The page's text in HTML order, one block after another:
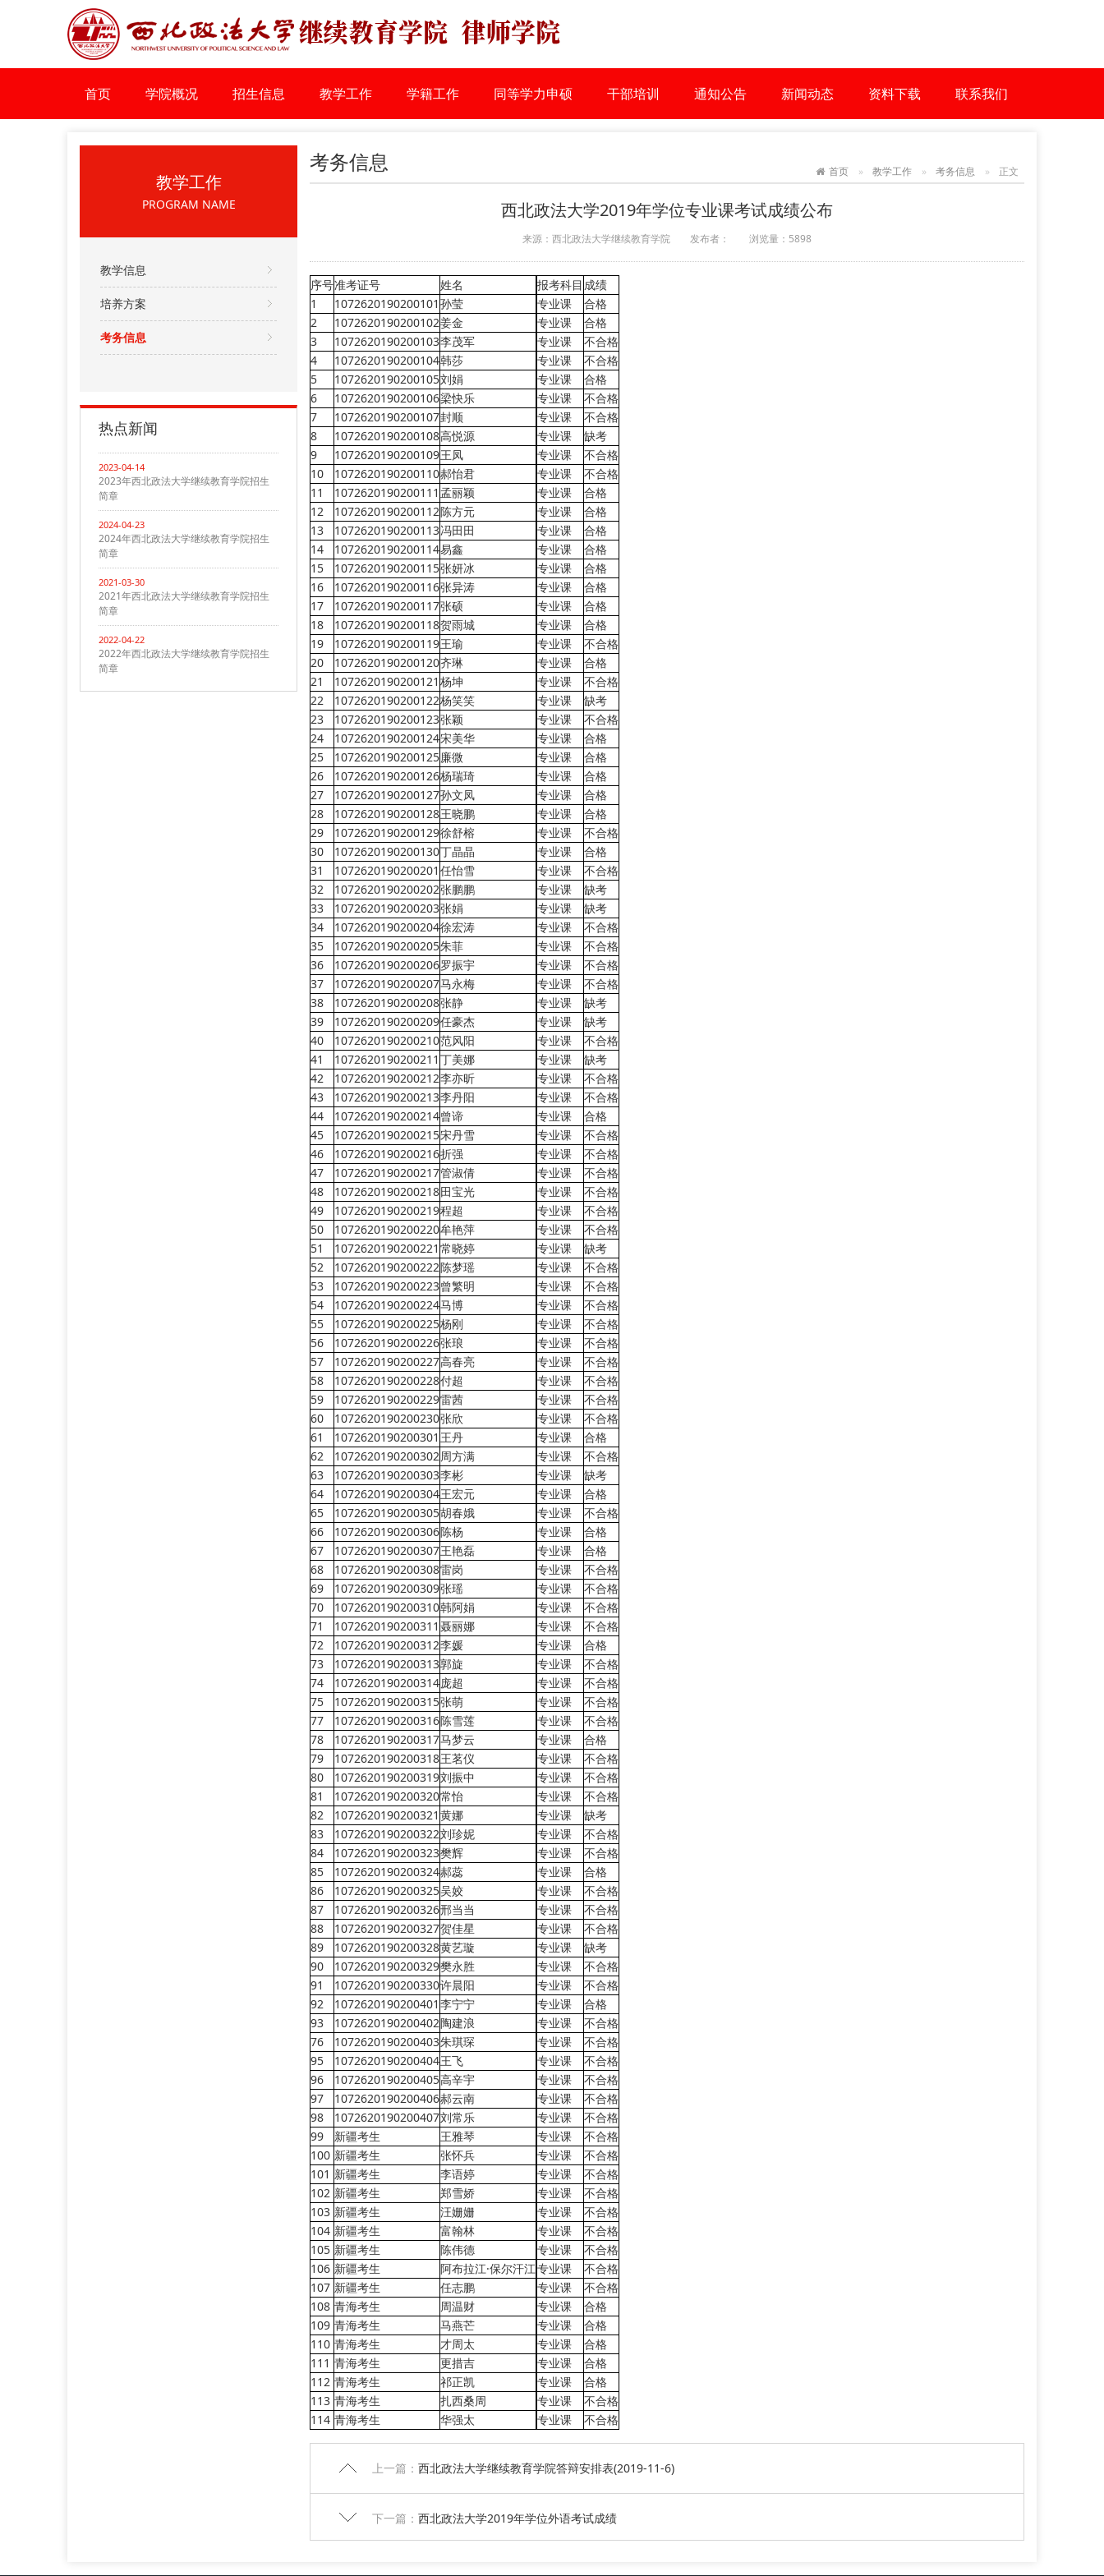
首页 学院概况 招生信息 教学工作 学籍工作 同等学力申硕 干部培训 通知公告 新闻动态 资料下载 联系我们
教学工作
PROGRAM NAME
教学信息
培养方案
考务信息
热点新闻
2023-04-14
2023年西北政法大学继续教育学院招生
简章
2024-04-23
2024年西北政法大学继续教育学院招生
简章
2021-03-30
2021年西北政法大学继续教育学院招生
简章
2022-04-22
2022年西北政法大学继续教育学院招生
简章
首页 教学工作 考务信息 正文
考务信息
西北政法大学2019年学位专业课考试成绩公布
来源：西北政法大学继续教育学院 发布者： 浏览量： 5898
序号准考证号 姓名 报考科目 成绩
1
1072620190200101 孙莹 专业课
合格
2
1072620190200102姜金 专业课
合格
3
1072620190200103李茂军 专业课
不合格
4
1072620190200104韩莎 专业课
不合格
5
1072620190200105刘娟 专业课
合格
6
1072620190200106梁快乐 专业课
不合格
7
1072620190200107封顺 专业课
不合格
8
1072620190200108高悦源 专业课
缺考
9
1072620190200109王凤 专业课
不合格
10
1072620190200110郝怡君 专业课
不合格
11
1072620190200111 孟丽颖 专业课
合格
12
1072620190200112陈方元 专业课
合格
13
1072620190200113冯田田 专业课
合格
14
1072620190200114易鑫 专业课
合格
15
1072620190200115张妍冰 专业课
合格
16
1072620190200116张异涛 专业课
合格
17
1072620190200117张硕 专业课
合格
18
1072620190200118贺雨城 专业课
合格
19
1072620190200119王瑜 专业课
不合格
20
1072620190200120齐琳 专业课
合格
21
1072620190200121 杨坤 专业课
不合格
22
1072620190200122杨笑笑 专业课
缺考
23
1072620190200123张颖 专业课
不合格
24
1072620190200124宋美华 专业课
合格
25
1072620190200125廉微 专业课
合格
26
1072620190200126杨瑞琦 专业课
合格
27
1072620190200127孙文凤 专业课
合格
28
1072620190200128王晓鹏 专业课
合格
29
1072620190200129徐舒榕 专业课
不合格
30
1072620190200130丁晶晶 专业课
合格
31
1072620190200201 任怡雪 专业课
不合格
32
1072620190200202张鹏鹏 专业课
缺考
33
1072620190200203张娟 专业课
缺考
34
1072620190200204徐宏涛 专业课
不合格
35
1072620190200205朱菲 专业课
不合格
36
1072620190200206罗振宇 专业课
不合格
37
1072620190200207马永梅 专业课
不合格
38
1072620190200208张静 专业课
缺考
39
1072620190200209任豪杰 专业课
缺考
40
1072620190200210范风阳 专业课
不合格
41
1072620190200211 丁美娜 专业课
缺考
42
1072620190200212李亦昕 专业课
不合格
43
1072620190200213李丹阳 专业课
不合格
44
1072620190200214曾谛 专业课
合格
45
1072620190200215宋丹雪 专业课
不合格
46
1072620190200216折强 专业课
不合格
47
1072620190200217管淑倩 专业课
不合格
48
1072620190200218田宝光 专业课
不合格
49
1072620190200219程超 专业课
不合格
50
1072620190200220牟艳萍 专业课
不合格
51
1072620190200221 常晓婷 专业课
缺考
52
1072620190200222陈梦瑶 专业课
不合格
53
1072620190200223曾繁明 专业课
不合格
54
1072620190200224马博 专业课
不合格
55
1072620190200225杨刚 专业课
不合格
56
1072620190200226张琅 专业课
不合格
57
1072620190200227高春亮 专业课
不合格
58
1072620190200228付超 专业课
不合格
59
1072620190200229雷茜 专业课
不合格
60
1072620190200230张欣 专业课
不合格
61
1072620190200301 王丹 专业课
合格
62
1072620190200302周方满 专业课
不合格
63
1072620190200303李彬 专业课
缺考
64
1072620190200304王宏元 专业课
合格
65
1072620190200305胡春娥 专业课
不合格
66
1072620190200306陈杨 专业课
合格
67
1072620190200307王艳磊 专业课
合格
68
1072620190200308雷岗 专业课
不合格
69
1072620190200309张瑶 专业课
不合格
70
1072620190200310韩阿娟 专业课
不合格
71
1072620190200311 聂丽娜 专业课
不合格
72
1072620190200312李媛 专业课
合格
73
1072620190200313郭旋 专业课
不合格
74
1072620190200314庞超 专业课
不合格
75
1072620190200315张萌 专业课
不合格
77
1072620190200316陈雪莲 专业课
不合格
78
1072620190200317马梦云 专业课
合格
79
1072620190200318王茗仪 专业课
不合格
80
1072620190200319刘振中 专业课
不合格
81
1072620190200320常怡 专业课
不合格
82
1072620190200321 黄娜 专业课
缺考
83
1072620190200322刘珍妮 专业课
不合格
84
1072620190200323樊辉 专业课
不合格
85
1072620190200324郝蕊 专业课
合格
86
1072620190200325吴姣 专业课
不合格
87
1072620190200326邢当当 专业课
不合格
88
1072620190200327贺佳星 专业课
不合格
89
1072620190200328黄艺璇 专业课
缺考
90
1072620190200329樊永胜 专业课
不合格
91
1072620190200330许晨阳 专业课
不合格
92
1072620190200401 李宁宁 专业课
合格
93
1072620190200402陶建浪 专业课
不合格
76
1072620190200403朱琪琛 专业课
不合格
95
1072620190200404王飞 专业课
不合格
96
1072620190200405高辛宇 专业课
不合格
97
1072620190200406郝云南 专业课
不合格
98
1072620190200407刘常乐 专业课
不合格
99
新疆考生 王雅琴 专业课
不合格
100 新疆考生 张怀兵 专业课
不合格
101 新疆考生 李语婷 专业课
不合格
102 新疆考生 郑雪娇 专业课
不合格
103 新疆考生 汪姗姗 专业课
不合格
104 新疆考生 富翰林 专业课
不合格
105 新疆考生 陈伟德 专业课
不合格
106 新疆考生 阿布拉江·保尔汗江专业课
不合格
107 新疆考生 任志鹏 专业课
不合格
108 青海考生 周温财 专业课
合格
109 青海考生 马燕芒 专业课
合格
110 青海考生 才周太 专业课
合格
111 青海考生 更措吉 专业课
合格
112 青海考生 祁正凯 专业课
合格
113 青海考生 扎西桑周 专业课
不合格
114 青海考生 华强太 专业课 不合格
上一篇： 西北政法大学继续教育学院答辩安排表(2019-11-6)
下一篇： 西北政法大学2019年学位外语考试成绩